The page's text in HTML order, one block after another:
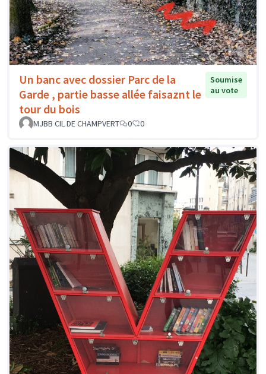
Un banc avec dossier Parc de la
Garde , partie basse allée faisaznt le
tour du bois
Soumise
au vote
MJBB CIL DE CHAMPVERT 0 0